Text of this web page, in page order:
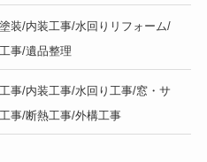
装/内装工事/水回りリフォーム/
事/遺品整理
事/内装工事/水回り工事/窓・サ
事/断熱工事/外構工事